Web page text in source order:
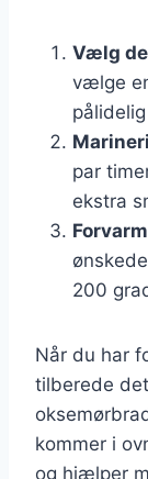
Vælg
vælge
par
ekstra
200
Når du har
tilberede
kommer i
og hjælper